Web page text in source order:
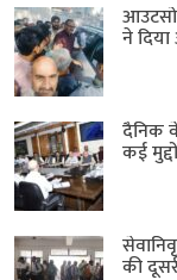
ने
दैनिक
कई
की